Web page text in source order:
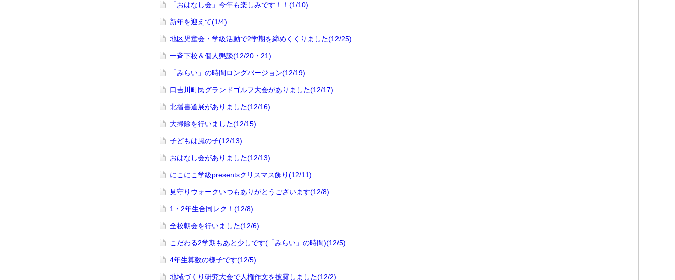
「おはなし会」今年も楽しみです！！(1/10)
新年を迎えて(1/4)
地区児童会・学級活動で2学期を締めくくりました(12/25)
一斉下校＆個人懇談(12/20・21)
「みらい」の時間ロングバージョン(12/19)
口吉川町民グランドゴルフ大会がありました(12/17)
北播書道展がありました(12/16)
大掃除を行いました(12/15)
子どもは風の子(12/13)
おはなし会がありました(12/13)
にこにこ学級presentsクリスマス飾り(12/11)
見守りウォークいつもありがとうございます(12/8)
1・2年生合同レク！(12/8)
全校朝会を行いました(12/6)
こだわる2学期もあと少しです(「みらい」の時間)(12/5)
4年生算数の様子です(12/5)
地域づくり研究大会で人権作文を披露しました(12/2)